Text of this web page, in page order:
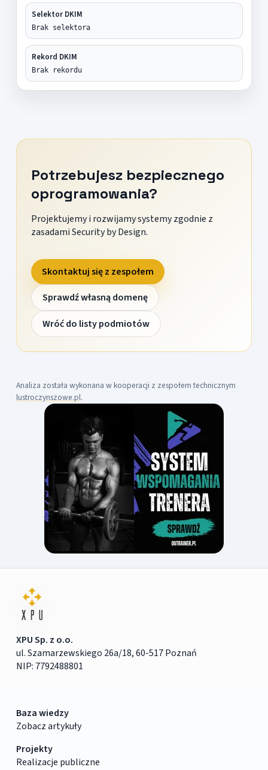
Selektor DKIM
Brak selektora
Rekord DKIM
Brak rekordu
Potrzebujesz bezpiecznego
oprogramowania?
Projektujemy i rozwijamy systemy zgodnie z
zasadami Security by Design.
Skontaktuj się z zespołem
Sprawdź własną domenę
Wróć do listy podmiotów
Analiza została wykonana w kooperacji z zespołem technicznym
lustroczynszowe.pl.
XPU Sp. z o.o.
ul. Szamarzewskiego 26a/18, 60-517 Poznań
NIP: 7792488801
Baza wiedzy
Zobacz artykuły
Projekty
Realizacje publiczne